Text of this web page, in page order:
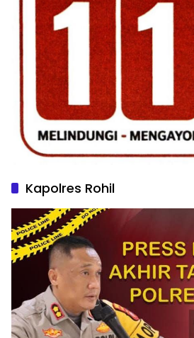
Kapolres Rohil